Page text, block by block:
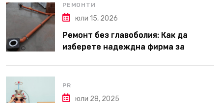
РЕМОНТИ
юли 15, 2026
Ремонт без главоболия: Как да
изберете надеждна фирма за
PR
юли 28, 2025